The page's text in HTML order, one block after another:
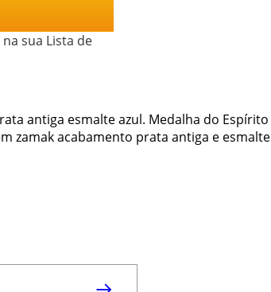
sua Lista de
antiga esmalte azul. Medalha do Espírito
zamak acabamento prata antiga e esmalte